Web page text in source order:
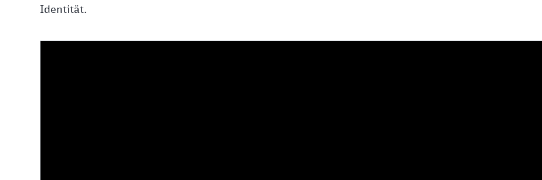
Identität.